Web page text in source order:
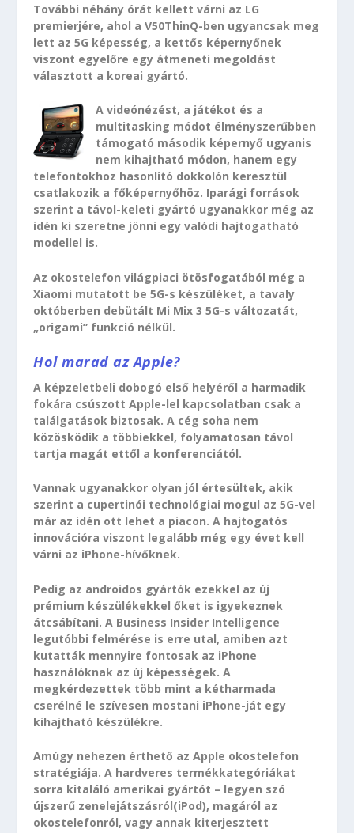
További néhány órát kellett várni az LG
premierjére, ahol a V50ThinQ-ben ugyancsak meg
lett az 5G képesség, a kettős képernyőnek
viszont egyelőre egy átmeneti megoldást
választott a koreai gyártó.
A videónézést, a játékot és a
multitasking módot élményszerűbben
támogató második képernyő ugyanis
nem kihajtható módon, hanem egy
telefontokhoz hasonlító dokkolón keresztül
csatlakozik a főképernyőhöz. Iparági források
szerint a távol-keleti gyártó ugyanakkor még az
idén ki szeretne jönni egy valódi hajtogatható
modellel is.
Az okostelefon világpiaci ötösfogatából még a
Xiaomi mutatott be 5G-s készüléket, a tavaly
októberben debütált Mi Mix 3 5G-s változatát,
„origami” funkció nélkül.
Hol marad az Apple?
A képzeletbeli dobogó első helyéről a harmadik
fokára csúszott Apple-lel kapcsolatban csak a
találgatások biztosak. A cég soha nem
közösködik a többiekkel, folyamatosan távol
tartja magát ettől a konferenciától.
Vannak ugyanakkor olyan jól értesültek, akik
szerint a cupertinói technológiai mogul az 5G-vel
már az idén ott lehet a piacon. A hajtogatós
innovációra viszont legalább még egy évet kell
várni az iPhone-hívőknek.
Pedig az androidos gyártók ezekkel az új
prémium készülékekkel őket is igyekeznek
átcsábítani. A Business Insider Intelligence
legutóbbi felmérése is erre utal, amiben azt
kutatták mennyire fontosak az iPhone
használóknak az új képességek. A
megkérdezettek több mint a kétharmada
cserélné le szívesen mostani iPhone-ját egy
kihajtható készülékre.
Amúgy nehezen érthető az Apple okostelefon
stratégiája. A hardveres termékkategóriákat
sorra kitaláló amerikai gyártót – legyen szó
újszerű zenelejátszásról(iPod), magáról az
okostelefonról, vagy annak kiterjesztett